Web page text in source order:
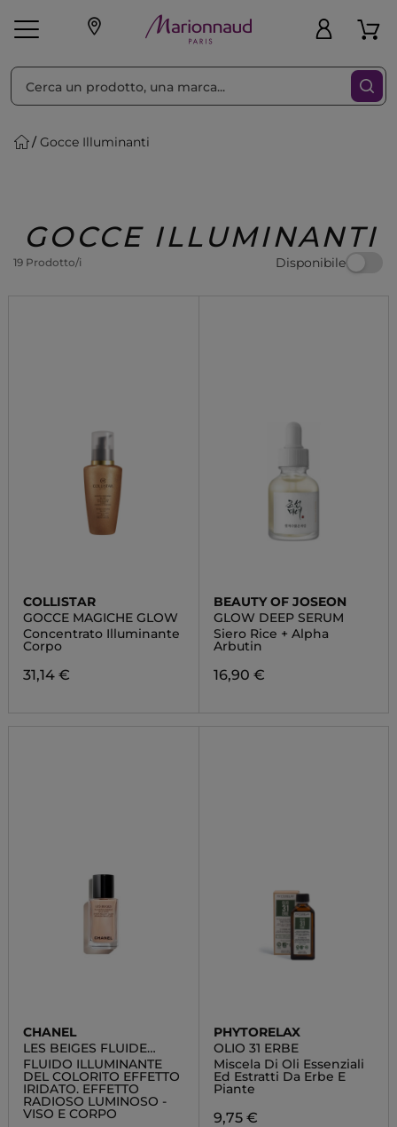
Make-up Profumi
Regalo
Gocce Illuminanti
GOCCE ILLUMINANTI
19 Prodotto/i Disponibile
Ordina per Filtra
COLLISTAR
GOCCE MAGICHE GLOW
Concentrato Illuminante
Corpo
31,14 €
BEAUTY OF JOSEON
GLOW DEEP SERUM
Siero Rice + Alpha
Arbutin
16,90 €
CHANEL
LES BEIGES FLUIDE
ENLUMINEUR BELLE
MINE
FLUIDO ILLUMINANTE
DEL COLORITO EFFETTO
IRIDATO. EFFETTO
RADIOSO LUMINOSO -
VISO E CORPO
PHYTORELAX
OLIO 31 ERBE
Miscela Di Oli Essenziali
Ed Estratti Da Erbe E
Piante
9,75 €